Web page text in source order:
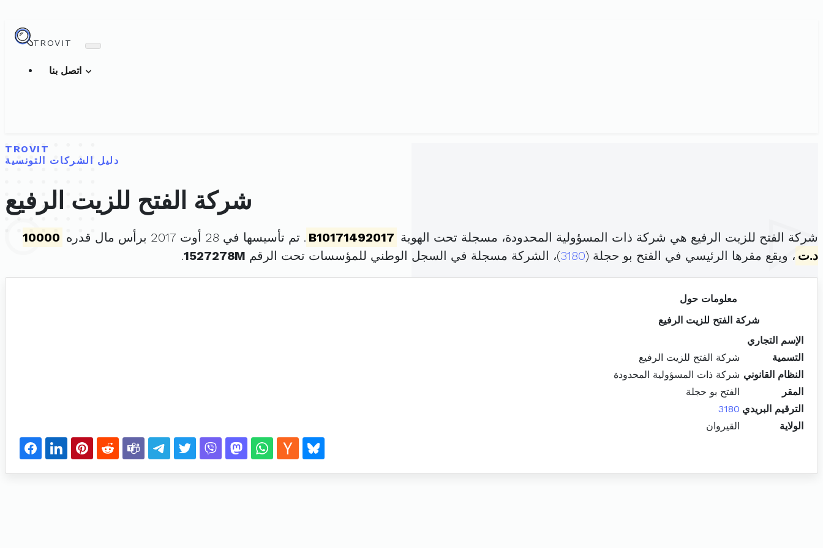
TROVIT
TROVIT
دليل الشركات التونسية
شركة الفتح للزيت الرفيع
شركة الفتح للزيت الرفيع هي شركة ذات المسؤولية المحدودة، مسجلة تحت الهوية B10171492017 . تم تأسيسها في 28 أوت 2017 برأس مال قدره
10000
د.ت ، ويقع مقرها الرئيسي في الفتح بو حجلة (3180)، الشركة مسجلة في السجل الوطني للمؤسسات تحت الرقم 1527278M
.
معلومات حول
شركة الفتح للزيت الرفيع
الإسم التجاري
التسمية
شركة الفتح للزيت الرفيع
النظام القانوني شركة ذات المسؤولية المحدودة
المقر
الفتح بو حجلة
الترقيم البريدي 3180
الولاية
القيروان